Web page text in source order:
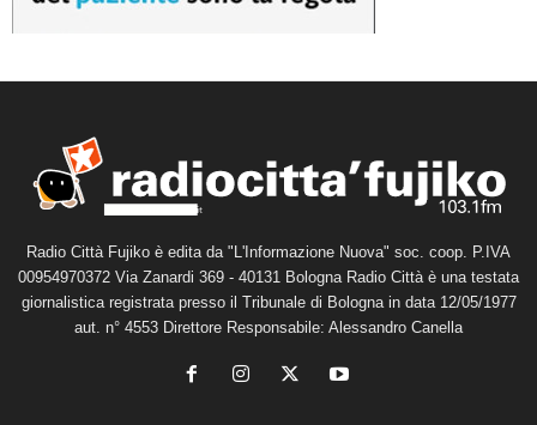
Radio Città Fujiko è edita da "L'Informazione Nuova" soc. coop. P.IVA
00954970372 Via Zanardi 369 - 40131 Bologna Radio Città è una testata
giornalistica registrata presso il Tribunale di Bologna in data 12/05/1977
aut. n° 4553 Direttore Responsabile: Alessandro Canella